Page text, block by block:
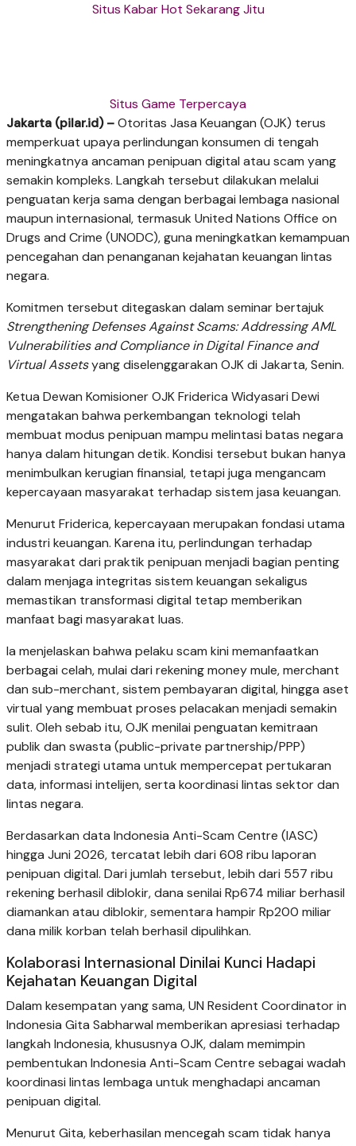
Situs Kabar Hot Sekarang Jitu
Situs Game Terpercaya
Jakarta (pilar.id) –Otoritas Jasa Keuangan (OJK) terus
memperkuat upaya perlindungan konsumen di tengah
meningkatnya ancaman penipuan digital atau scam yang
semakin kompleks. Langkah tersebut dilakukan melalui
penguatan kerja sama dengan berbagai lembaga nasional
maupun internasional, termasuk United Nations Office on
Drugs and Crime (UNODC), guna meningkatkan kemampuan
pencegahan dan penanganan kejahatan keuangan lintas
negara.
Komitmen tersebut ditegaskan dalam seminar bertajuk
Strengthening Defenses Against Scams: Addressing AML
Vulnerabilities and Compliance in Digital Finance and
Virtual Assetsyang diselenggarakan OJK di Jakarta, Senin.
Ketua Dewan Komisioner OJK Friderica Widyasari Dewi
mengatakan bahwa perkembangan teknologi telah
membuat modus penipuan mampu melintasi batas negara
hanya dalam hitungan detik. Kondisi tersebut bukan hanya
menimbulkan kerugian finansial, tetapi juga mengancam
kepercayaan masyarakat terhadap sistem jasa keuangan.
Menurut Friderica, kepercayaan merupakan fondasi utama
industri keuangan. Karena itu, perlindungan terhadap
masyarakat dari praktik penipuan menjadi bagian penting
dalam menjaga integritas sistem keuangan sekaligus
memastikan transformasi digital tetap memberikan
manfaat bagi masyarakat luas.
Ia menjelaskan bahwa pelaku scam kini memanfaatkan
berbagai celah, mulai dari rekening money mule, merchant
dan sub-merchant, sistem pembayaran digital, hingga aset
virtual yang membuat proses pelacakan menjadi semakin
sulit. Oleh sebab itu, OJK menilai penguatan kemitraan
publik dan swasta (public-private partnership/PPP)
menjadi strategi utama untuk mempercepat pertukaran
data, informasi intelijen, serta koordinasi lintas sektor dan
lintas negara.
Berdasarkan data Indonesia Anti-Scam Centre (IASC)
hingga Juni 2026, tercatat lebih dari 608 ribu laporan
penipuan digital. Dari jumlah tersebut, lebih dari 557 ribu
rekening berhasil diblokir, dana senilai Rp674 miliar berhasil
diamankan atau diblokir, sementara hampir Rp200 miliar
dana milik korban telah berhasil dipulihkan.
Kolaborasi Internasional Dinilai Kunci Hadapi
Kejahatan Keuangan Digital
Dalam kesempatan yang sama, UN Resident Coordinator in
Indonesia Gita Sabharwal memberikan apresiasi terhadap
langkah Indonesia, khususnya OJK, dalam memimpin
pembentukan Indonesia Anti-Scam Centre sebagai wadah
koordinasi lintas lembaga untuk menghadapi ancaman
penipuan digital.
Menurut Gita, keberhasilan mencegah scam tidak hanya